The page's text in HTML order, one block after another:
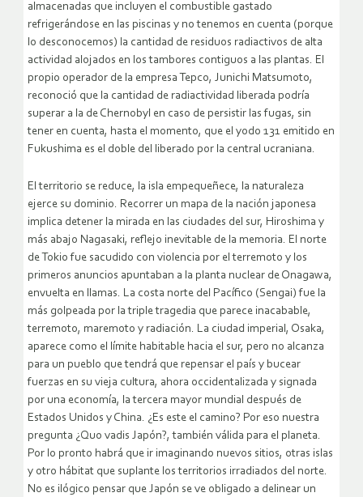
almacenadas que incluyen el combustible gastado
refrigerándose en las piscinas y no tenemos en cuenta (porque
lo desconocemos) la cantidad de residuos radiactivos de alta
actividad alojados en los tambores contiguos a las plantas. El
propio operador de la empresa Tepco, Junichi Matsumoto,
reconoció que la cantidad de radiactividad liberada podría
superar a la de Chernobyl en caso de persistir las fugas, sin
tener en cuenta, hasta el momento, que el yodo 131 emitido en
Fukushima es el doble del liberado por la central ucraniana.
El territorio se reduce, la isla empequeñece, la naturaleza
ejerce su dominio. Recorrer un mapa de la nación japonesa
implica detener la mirada en las ciudades del sur, Hiroshima y
más abajo Nagasaki, reflejo inevitable de la memoria. El norte
de Tokio fue sacudido con violencia por el terremoto y los
primeros anuncios apuntaban a la planta nuclear de Onagawa,
envuelta en llamas. La costa norte del Pacífico (Sengai) fue la
más golpeada por la triple tragedia que parece inacabable,
terremoto, maremoto y radiación. La ciudad imperial, Osaka,
aparece como el límite habitable hacia el sur, pero no alcanza
para un pueblo que tendrá que repensar el país y bucear
fuerzas en su vieja cultura, ahora occidentalizada y signada
por una economía, la tercera mayor mundial después de
Estados Unidos y China. ¿Es este el camino? Por eso nuestra
pregunta ¿Quo vadis Japón?, también válida para el planeta.
Por lo pronto habrá que ir imaginando nuevos sitios, otras islas
y otro hábitat que suplante los territorios irradiados del norte.
No es ilógico pensar que Japón se ve obligado a delinear un